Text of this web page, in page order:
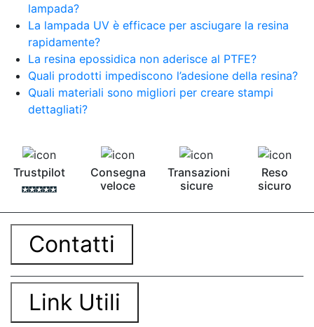
lampada?
La lampada UV è efficace per asciugare la resina
rapidamente?
La resina epossidica non aderisce al PTFE?
Quali prodotti impediscono l’adesione della resina?
Quali materiali sono migliori per creare stampi
dettagliati?
Trustpilot
Consegna
veloce
Transazioni
sicure
Reso
sicuro
Contatti
Link Utili